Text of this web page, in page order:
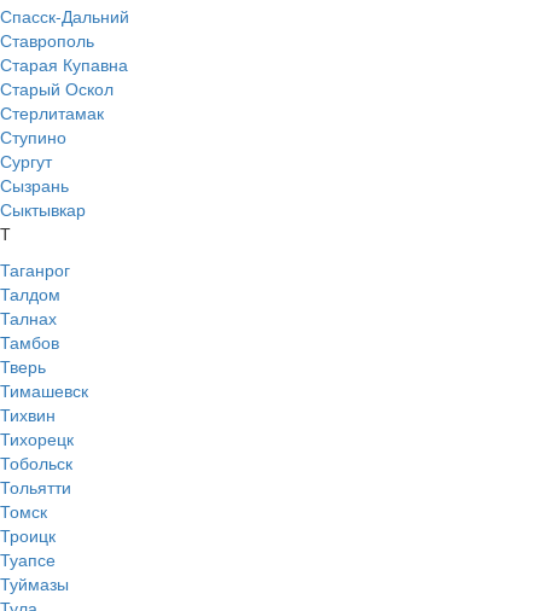
Спасск-Дальний
Ставрополь
Старая Купавна
Старый Оскол
Стерлитамак
Ступино
Сургут
Сызрань
Сыктывкар
Т
Таганрог
Талдом
Талнах
Тамбов
Тверь
Тимашевск
Тихвин
Тихорецк
Тобольск
Тольятти
Томск
Троицк
Туапсе
Туймазы